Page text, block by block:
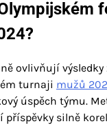
ovlivňují výsledky
turnaji mužů
úspěch týmu.
příspěvky silně